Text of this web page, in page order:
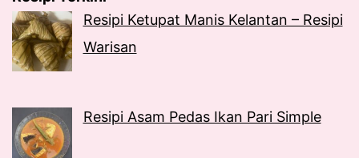
Resipi Ketupat Manis Kelantan – Resipi
Warisan
Resipi Asam Pedas Ikan Pari Simple